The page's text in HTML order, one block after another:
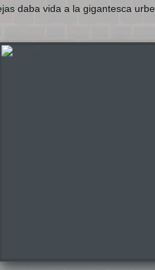
daba vida a la gigantesca urbe.